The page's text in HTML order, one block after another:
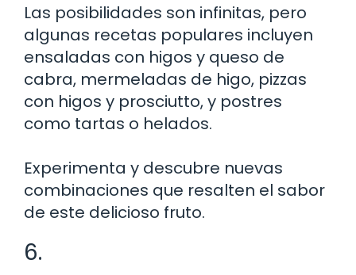
Las posibilidades son infinitas, pero
algunas recetas populares incluyen
ensaladas con higos y queso de
cabra, mermeladas de higo, pizzas
con higos y prosciutto, y postres
como tartas o helados.
Experimenta y descubre nuevas
combinaciones que resalten el sabor
de este delicioso fruto.
6.